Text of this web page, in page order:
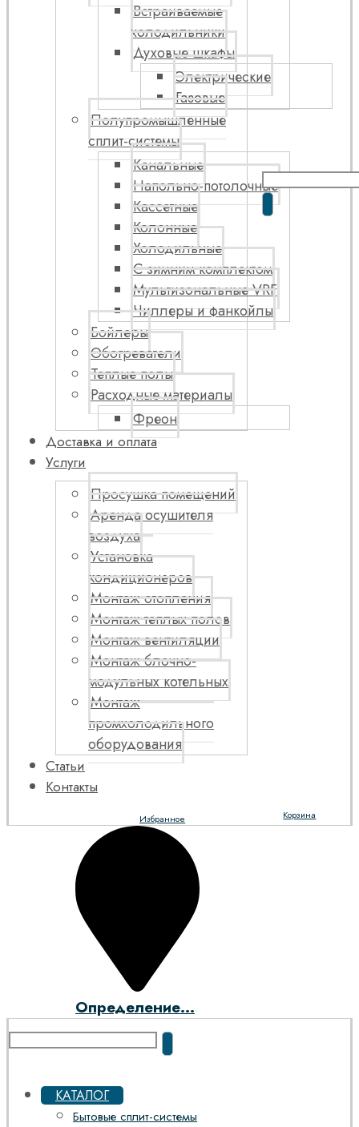
Встраиваемые
холодильники
Духовые шкафы
Электрические
Газовые
Полупромышленные
сплит-системы
Канальные
Напольно-потолочные
Кассетные
Колонные
Холодильные
С зимним комплектом
Мультизональные VRF
Чиллеры и фанкойлы
Бойлеры
Обогреватели
Теплые полы
Расходные материалы
Фреон
Доставка и оплата
Услуги
Просушка помещений
Аренда осушителя
воздуха
Установка
кондиционеров
Монтаж отопления
Монтаж теплых полов
Монтаж вентиляции
Монтаж блочно-
модульных котельных
Монтаж
промхолодильного
оборудования
Статьи
Контакты
Корзина
Избранное
Определение...
КАТАЛОГ
Бытовые сплит-системы